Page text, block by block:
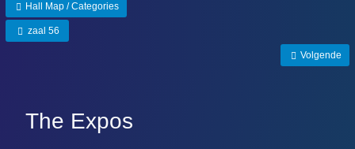
Hall Map / Categories
zaal 56
Volgende
The Expos